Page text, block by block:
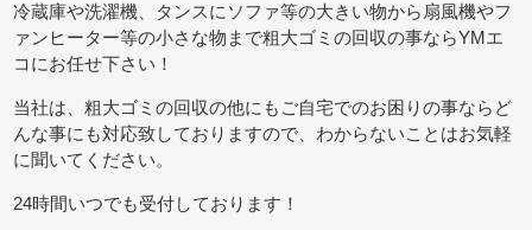
冷蔵庫や洗濯機、タンスにソファ等の大きい物から扇風機やフ
ァンヒーター等の小さな物まで粗大ゴミの回収の事ならYMエ
コにお任せ下さい！
当社は、粗大ゴミの回収の他にもご自宅でのお困りの事ならど
んな事にも対応致しておりますので、わからないことはお気軽
に聞いてください。
24時間いつでも受付しております！